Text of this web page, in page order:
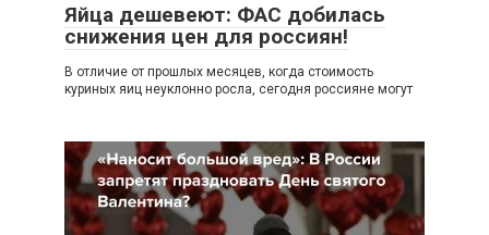
Яйца дешевеют: ФАС добилась
снижения цен для россиян!
В отличие от прошлых месяцев, когда стоимость
куриных яиц неуклонно росла, сегодня россияне могут